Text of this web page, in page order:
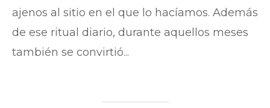
ajenos al sitio en el que lo hacíamos. Además
de ese ritual diario, durante aquellos meses
también se convirtió...